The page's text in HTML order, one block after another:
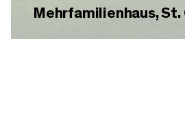
Mehrfamilienhaus, St.